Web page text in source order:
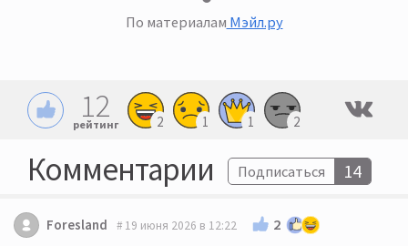
По материалам Мэйл.ру
12
рейтинг 2 1 1 2
Комментарии Подписаться 14
Foresland 19 июня 2026 в 12:22 2